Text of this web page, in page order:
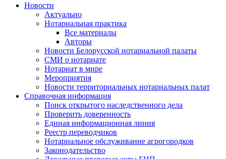
Новости
Актуально
Нотариальная практика
Все материалы
Авторы
Новости Белорусской нотариальной палаты
СМИ о нотариате
Нотариат в мире
Мероприятия
Новости территориальных нотариальных палат
Справочная информация
Поиск открытого наследственного дела
Проверить доверенность
Единая информационная линия
Реестр переводчиков
Нотариальное обслуживание агрогородков
Законодательство